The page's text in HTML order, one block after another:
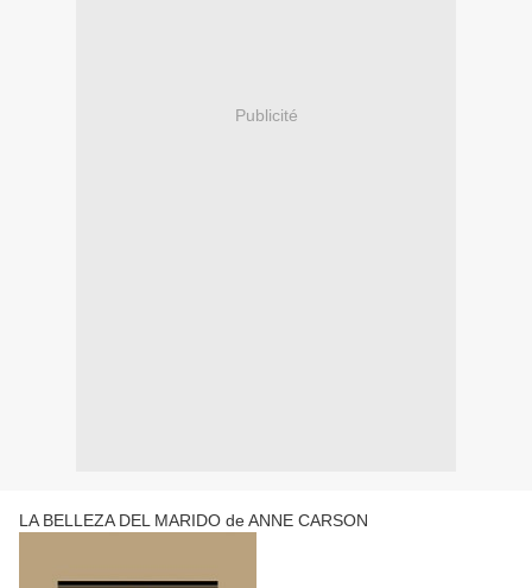
Publicité
LA BELLEZA DEL MARIDO de ANNE CARSON